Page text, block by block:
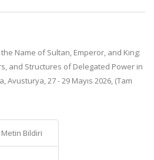
Name of Sultan, Emperor, and King:
and Structures of Delegated Power in
Avusturya, 27 - 29 Mayıs 2026, (Tam
Bildiri